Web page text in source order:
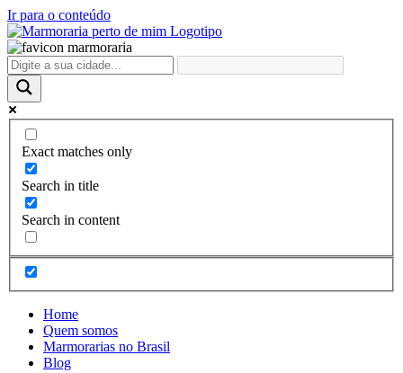
Ir para o conteúdo
Exact matches only
Search in title
Search in content
Home
Quem somos
Marmorarias no Brasil
Blog